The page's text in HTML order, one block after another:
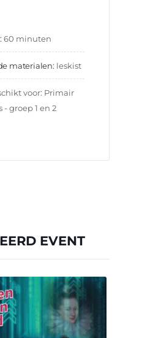
60 minuten
materialen: leskist
voor: Primair
groep 1 en 2
EVENT